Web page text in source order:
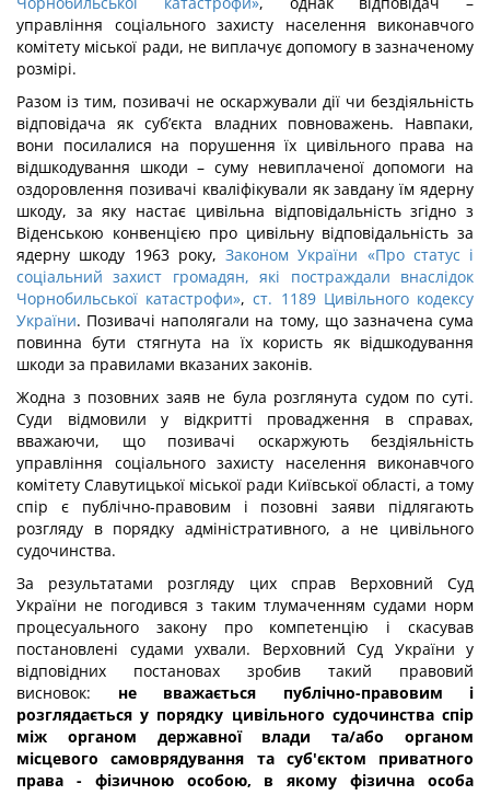
управління соціального захисту населення виконавчого
комітету міської ради, не виплачує допомогу в зазначеному
розмірі.
Разом із тим, позивачі не оскаржували дії чи бездіяльність
відповідача як суб’єкта владних повноважень. Навпаки,
вони посилалися на порушення їх цивільного права на
відшкодування шкоди – суму невиплаченої допомоги на
оздоровлення позивачі кваліфікували як завдану їм ядерну
шкоду, за яку настає цивільна відповідальність згідно з
Віденською конвенцією про цивільну відповідальність за
ядерну шкоду 1963 року, Законом України «Про статус і
соціальний захист громадян, які постраждали внаслідок
Чорнобильської катастрофи»,ст. 1189 Цивільного кодексу
України. Позивачі наполягали на тому, що зазначена сума
повинна бути стягнута на їх користь як відшкодування
шкоди за правилами вказаних законів.
Жодна з позовних заяв не була розглянута судом по суті.
Суди відмовили у відкритті провадження в справах,
вважаючи, що позивачі оскаржують бездіяльність
управління соціального захисту населення виконавчого
комітету Славутицької міської ради Київської області, а тому
спір є публічно-правовим і позовні заяви підлягають
розгляду в порядку адміністративного, а не цивільного
судочинства.
За результатами розгляду цих справ Верховний Суд
України не погодився з таким тлумаченням судами норм
процесуального закону про компетенцію і скасував
постановлені судами ухвали. Верховний Суд України у
відповідних постановах зробив такий правовий
висновок: не вважається публічно-правовим і
розглядається у порядку цивільного судочинства спір
між органом державної влади та/або органом
місцевого самоврядування та суб'єктом приватного
права - фізичною особою, в якому фізична особа